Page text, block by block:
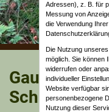
Schimborn
Adressen), z. B. für
Messung von
die Verwendung
Die Nutzung
möglich. Sie können
widerrufen oder
individueller
Website verfügbar
personenbezogene
Nutzung dieser